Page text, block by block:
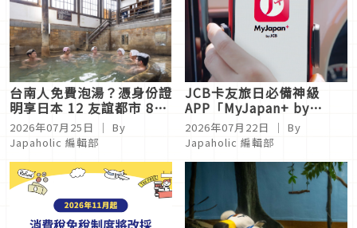
台南人免費泡湯？憑身份證
明享日本 12 友誼都市 88
處美食、景點優惠！
2026年07月25日
｜ By
Japaholic 編輯部
JCB卡友旅日必備神級
APP「MyJapan+ by
JCB」上線，暑假超優惠活
動不參加就太虧！
2026年07月22日
｜ By
Japaholic 編輯部